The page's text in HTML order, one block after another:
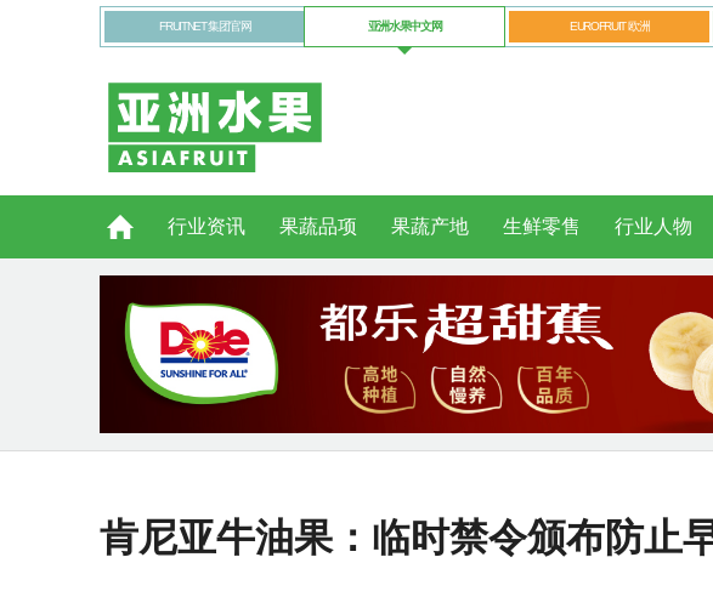
FRUITNET 集团官网 亚洲水果中文网 EUROFRUIT 欧洲
行业资讯 果蔬品项 果蔬产地 生鲜零售 行业人物
肯尼亚牛油果：临时禁令颁布防止